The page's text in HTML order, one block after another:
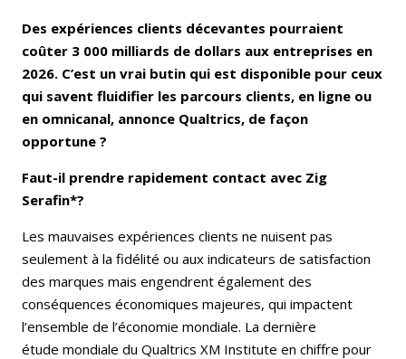
Des expériences clients décevantes pourraient
coûter 3 000 milliards de dollars aux entreprises en
2026. C’est un vrai butin qui est disponible pour ceux
qui savent fluidifier les parcours clients, en ligne ou
en omnicanal, annonce Qualtrics, de façon
opportune ?
Faut-il prendre rapidement contact avec Zig
Serafin*?
Les mauvaises expériences clients ne nuisent pas
seulement à la fidélité ou aux indicateurs de satisfaction
des marques mais engendrent également des
conséquences économiques majeures, qui impactent
l’ensemble de l’économie mondiale. La dernière
étude mondiale du Qualtrics XM Institute en chiffre pour